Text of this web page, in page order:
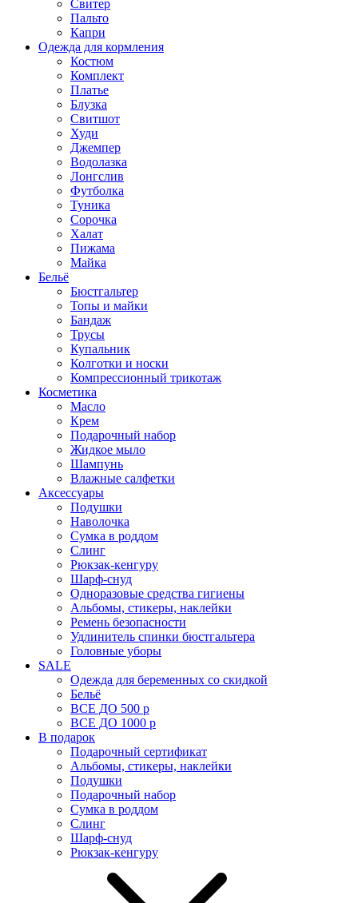
Свитер
Пальто
Капри
Одежда для кормления
Костюм
Комплект
Платье
Блузка
Свитшот
Худи
Джемпер
Водолазка
Лонгслив
Футболка
Туника
Сорочка
Халат
Пижама
Майка
Бельё
Бюстгальтер
Топы и майки
Бандаж
Трусы
Купальник
Колготки и носки
Компрессионный трикотаж
Косметика
Масло
Крем
Подарочный набор
Жидкое мыло
Шампунь
Влажные салфетки
Аксессуары
Подушки
Наволочка
Сумка в роддом
Cлинг
Рюкзак-кенгуру
Шарф-снуд
Одноразовые средства гигиены
Альбомы, стикеры, наклейки
Ремень безопасности
Удлинитель спинки бюстгальтера
Головные уборы
SALE
Одежда для беременных со скидкой
Бельё
ВСЕ ДО 500 р
ВСЕ ДО 1000 р
В подарок
Подарочный сертификат
Альбомы, стикеры, наклейки
Подушки
Подарочный набор
Сумка в роддом
Слинг
Шарф-снуд
Рюкзак-кенгуру